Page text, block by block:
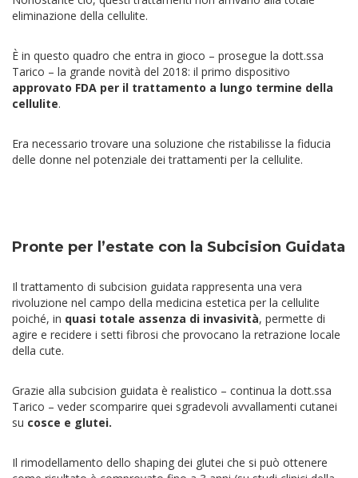
eliminazione della cellulite.
È in questo quadro che entra in gioco – prosegue la dott.ssa
Tarico – la grande novità del 2018: il primo dispositivo
approvato FDA per il trattamento a lungo termine della
cellulite.
Era necessario trovare una soluzione che ristabilisse la fiducia
delle donne nel potenziale dei trattamenti per la cellulite.
Pronte per l’estate con la Subcision Guidata
Il trattamento di subcision guidata rappresenta una vera
rivoluzione nel campo della medicina estetica per la cellulite
poiché, in quasi totale assenza di invasività, permette di
agire e recidere i setti fibrosi che provocano la retrazione locale
della cute.
Grazie alla subcision guidata è realistico – continua la dott.ssa
Tarico – veder scomparire quei sgradevoli avvallamenti cutanei
su cosce e glutei.
Il rimodellamento dello shaping dei glutei che si può ottenere